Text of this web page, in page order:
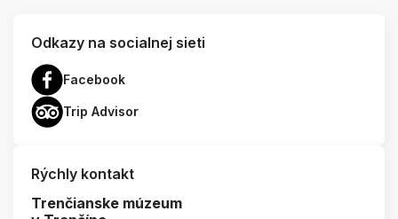
Odkazy na socialnej sieti
Facebook
Trip Advisor
Rýchly kontakt
Trenčianske múzeum